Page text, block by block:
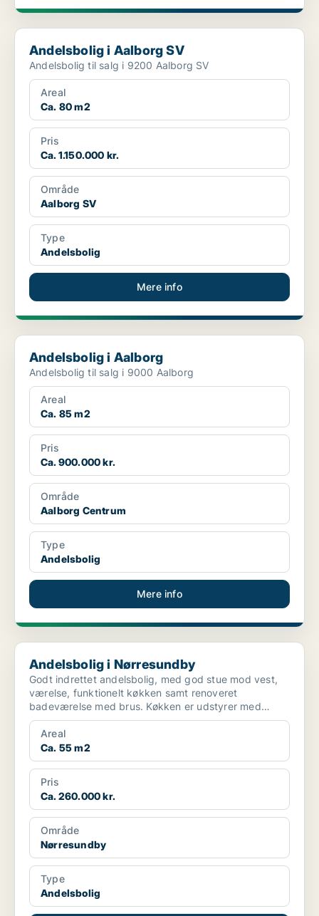
Andelsbolig i Aalborg SV
Andelsbolig i Aalborg SV
Andelsbolig til salg i 9200 Aalborg SV
Areal
Ca. 80 m2
Pris
Ca. 1.150.000 kr.
Område
Aalborg SV
Type
Andelsbolig
Mere info
Andelsbolig i Aalborg
Andelsbolig i Aalborg
Andelsbolig til salg i 9000 Aalborg
Areal
Ca. 85 m2
Pris
Ca. 900.000 kr.
Område
Aalborg Centrum
Type
Andelsbolig
Mere info
Andelsbolig i Nørresundby
Andelsbolig i Nørresundby
Godt indrettet andelsbolig, med god stue mod vest,
værelse, funktionelt køkken samt renoveret
badeværelse med brus. Køkken er udstyrer med
opvaskemaskine, kø...
Areal
Ca. 55 m2
Pris
Ca. 260.000 kr.
Område
Nørresundby
Type
Andelsbolig